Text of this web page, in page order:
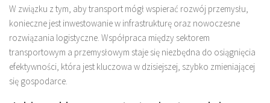
W związku z tym, aby transport mógł wspierać rozwój przemysłu,
konieczne jest inwestowanie w infrastrukturę oraz nowoczesne
rozwiązania logistyczne. Współpraca między sektorem
transportowym a przemysłowym staje się niezbędna do osiągnięcia
efektywności, która jest kluczowa w dzisiejszej, szybko zmieniającej
się gospodarce.